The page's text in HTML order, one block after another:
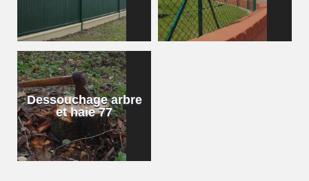
Dessouchage arbre
et haie 77